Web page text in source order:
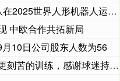
世界人形机器人运动会
中欧合作共拓新局
10日公司股东人数为56
的训练，感谢球迷持续支持我